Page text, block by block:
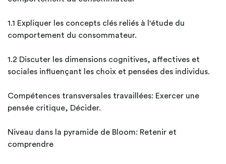
1.1 Expliquer les concepts clés reliés à l'étude du
comportement du consommateur.
1.2 Discuter les dimensions cognitives, affectives et
sociales influençant les choix et pensées des individus.
Compétences transversales travaillées: Exercer une
pensée critique, Décider.
Niveau dans la pyramide de Bloom: Retenir et
comprendre